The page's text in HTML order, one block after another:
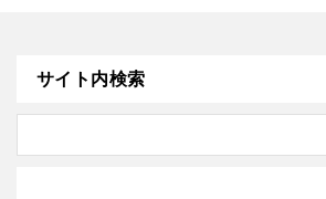
サイト内検索